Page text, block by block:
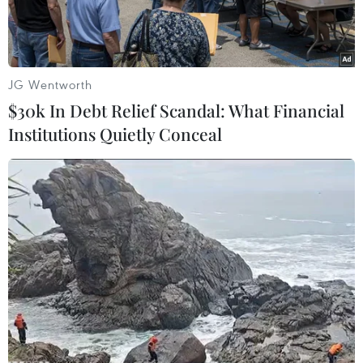
Thông xe kỹ thuật tuyến chính cao tốc Trung Lương-Mỹ Thuận
hôm 19/1. (Ảnh: Thống Nhất/TTXVN)
Cục Cảnh sát giao thông cho biết đã xây dựng
phương án bố trí lực lượng tuần tra, kiểm soát
JG Wentworth
$30k In Debt Relief Scandal: What Financial
Institutions Quietly Conceal